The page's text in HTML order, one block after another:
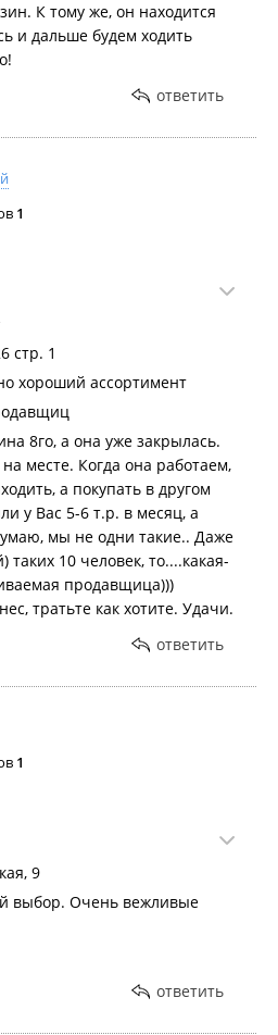
К тому же, он находится
и дальше будем ходить
ответить
1
стр. 1
хороший ассортимент
8го, а она уже закрылась.
месте. Когда она работаем,
а покупать в другом
у Вас 5-6 т.р. в месяц, а
мы не одни такие.. Даже
таких 10 человек, то....какая-
продавщица)))
тратьте как хотите. Удачи.
ответить
1
9
выбор. Очень вежливые
ответить